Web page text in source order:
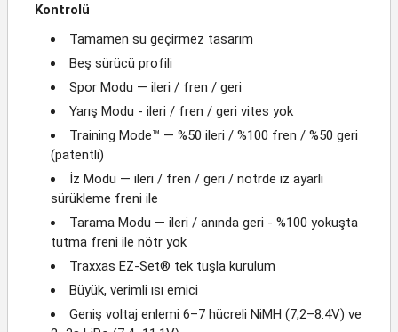
Kontrolü
Tamamen su geçirmez tasarım
Beş sürücü profili
Spor Modu — ileri / fren / geri
Yarış Modu - ileri / fren / geri vites yok
Training Mode™ — %50 ileri / %100 fren / %50 geri
(patentli)
İz Modu — ileri / fren / geri / nötrde iz ayarlı
sürükleme freni ile
Tarama Modu — ileri / anında geri - %100 yokuşta
tutma freni ile nötr yok
Traxxas EZ-Set® tek tuşla kurulum
Büyük, verimli ısı emici
Geniş voltaj enlemi 6–7 hücreli NiMH (7,2–8.4V) ve